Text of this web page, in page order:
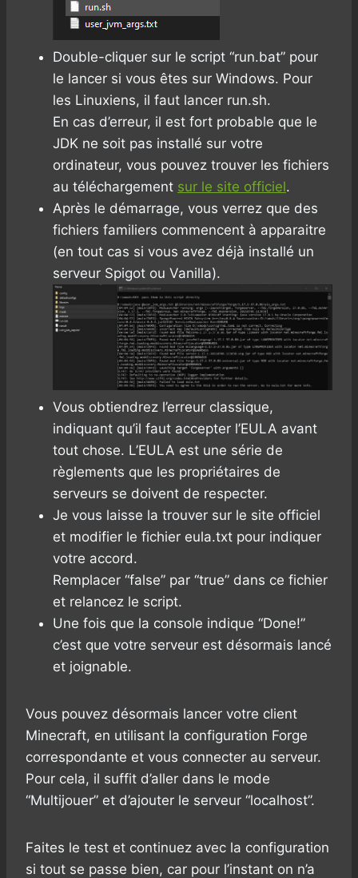
Double-cliquer sur le script “run.bat” pour
le lancer si vous êtes sur Windows. Pour
les Linuxiens, il faut lancer run.sh.
En cas d’erreur, il est fort probable que le
JDK ne soit pas installé sur votre
ordinateur, vous pouvez trouver les fichiers
au téléchargement sur le site officiel.
Après le démarrage, vous verrez que des
fichiers familiers commencent à apparaitre
(en tout cas si vous avez déjà installé un
serveur Spigot ou Vanilla).
Vous obtiendrez l’erreur classique,
indiquant qu’il faut accepter l’EULA avant
tout chose. L’EULA est une série de
règlements que les propriétaires de
serveurs se doivent de respecter.
Je vous laisse la trouver sur le site officiel
et modifier le fichier eula.txt pour indiquer
votre accord.
Remplacer “false” par “true” dans ce fichier
et relancez le script.
Une fois que la console indique “Done!”
c’est que votre serveur est désormais lancé
et joignable.
Vous pouvez désormais lancer votre client
Minecraft, en utilisant la configuration Forge
correspondante et vous connecter au serveur.
Pour cela, il suffit d’aller dans le mode
“Multijouer” et d’ajouter le serveur “localhost”.
Faites le test et continuez avec la configuration
si tout se passe bien, car pour l’instant on n’a